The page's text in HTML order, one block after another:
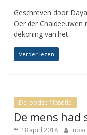
Geschreven door
Oer der Chaldeeuwen
dekoning van het
Verder lezen
De Joodse filosofie
De mens had
18 april 2018